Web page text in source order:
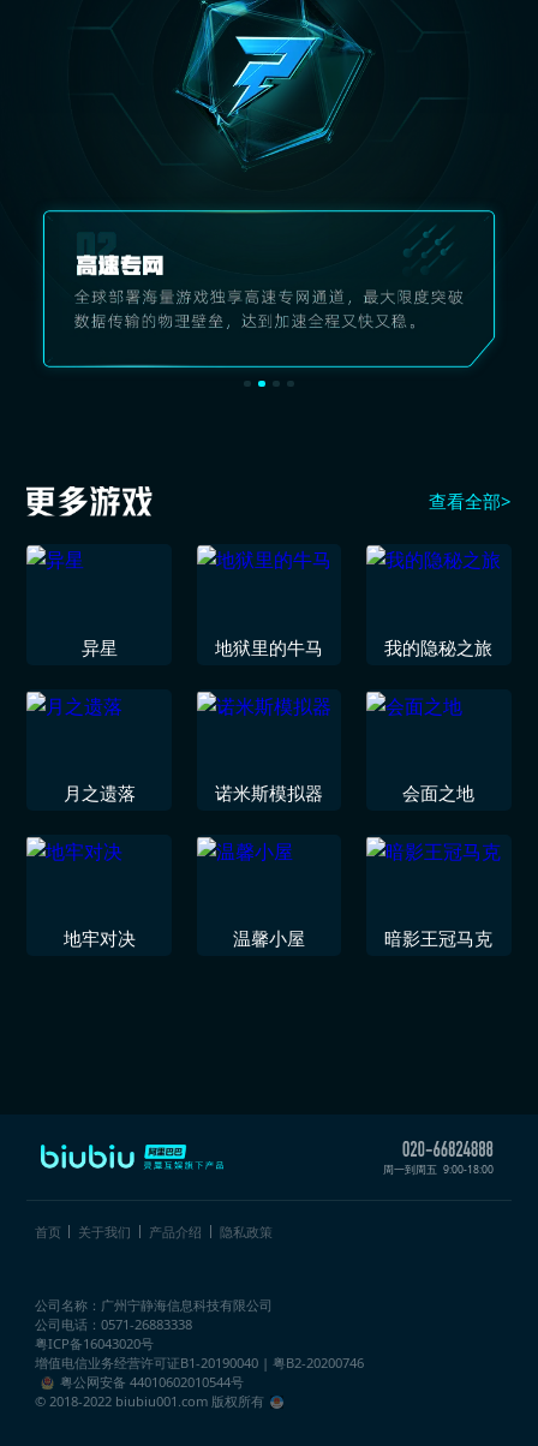
查看全部>
异星 地狱里的牛马 我的隐秘之旅
月之遗落 诺米斯模拟器 会面之地
地牢对决 温馨小屋 暗影王冠马克
周一到周五 9:00-18:00
首页 关于我们 产品介绍 隐私政策
公司名称：广州宁静海信息科技有限公司
公司电话：0571-26883338
粤ICP备16043020号
增值电信业务经营许可证B1-20190040 | 粤B2-20200746
粤公网安备 44010602010544号
© 2018-2022 biubiu001.com 版权所有